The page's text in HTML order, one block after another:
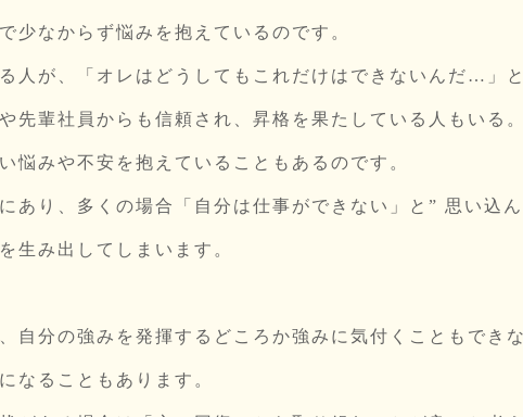
少なからず悩みを抱えているのです。
人が、「オレはどうしてもこれだけはできないんだ…」
先輩社員からも信頼され、昇格を果たしている人もいる。
悩みや不安を抱えていることもあるのです。
あり、多くの場合「自分は仕事ができない」と” 思い込
生み出してしまいます。
自分の強みを発揮するどころか強みに気付くこともでき
なることもあります。